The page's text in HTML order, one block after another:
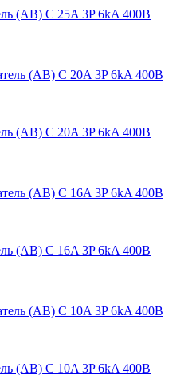
(АВ) C 25A 3P 6kA 400В
(АВ) C 20A 3P 6kA 400В
(АВ) C 16A 3P 6kA 400В
(АВ) C 10A 3P 6kA 400В